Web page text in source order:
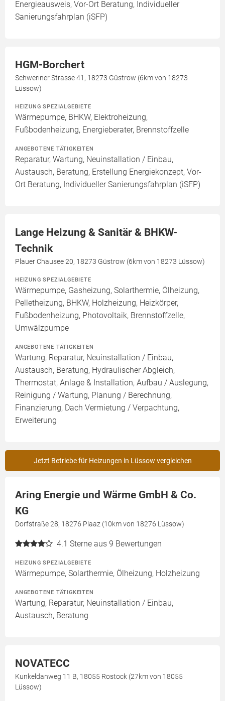
Energieausweis, Vor-Ort Beratung, Individueller
Sanierungsfahrplan (iSFP)
HGM-Borchert
Schweriner Strasse 41, 18273 Güstrow (6km von 18273
Lüssow)
HEIZUNG SPEZIALGEBIETE
Wärmepumpe, BHKW, Elektroheizung,
Fußbodenheizung, Energieberater, Brennstoffzelle
ANGEBOTENE TÄTIGKEITEN
Reparatur, Wartung, Neuinstallation / Einbau,
Austausch, Beratung, Erstellung Energiekonzept, Vor-
Ort Beratung, Individueller Sanierungsfahrplan (iSFP)
Lange Heizung & Sanitär & BHKW-
Technik
Plauer Chausee 20, 18273 Güstrow (6km von 18273 Lüssow)
HEIZUNG SPEZIALGEBIETE
Wärmepumpe, Gasheizung, Solarthermie, Ölheizung,
Pelletheizung, BHKW, Holzheizung, Heizkörper,
Fußbodenheizung, Photovoltaik, Brennstoffzelle,
Umwälzpumpe
ANGEBOTENE TÄTIGKEITEN
Wartung, Reparatur, Neuinstallation / Einbau,
Austausch, Beratung, Hydraulischer Abgleich,
Thermostat, Anlage & Installation, Aufbau / Auslegung,
Reinigung / Wartung, Planung / Berechnung,
Finanzierung, Dach Vermietung / Verpachtung,
Erweiterung
Jetzt Betriebe für Heizungen in Lüssow vergleichen
Aring Energie und Wärme GmbH & Co.
KG
Dorfstraße 28, 18276 Plaaz (10km von 18276 Lüssow)
4.1 Sterne aus 9 Bewertungen
HEIZUNG SPEZIALGEBIETE
Wärmepumpe, Solarthermie, Ölheizung, Holzheizung
ANGEBOTENE TÄTIGKEITEN
Wartung, Reparatur, Neuinstallation / Einbau,
Austausch, Beratung
NOVATECC
Kunkeldanweg 11 B, 18055 Rostock (27km von 18055
Lüssow)